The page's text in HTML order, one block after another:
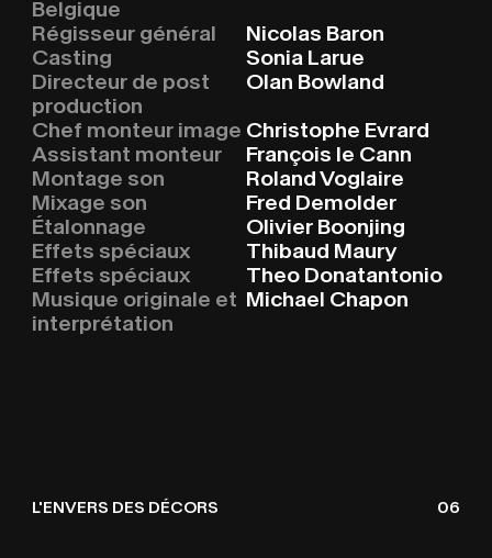
Belgique
Régisseur général
Nicolas Baron
Casting
Sonia Larue
Directeur de post
production
Olan Bowland
Chef monteur image Christophe Evrard
Assistant monteur
François le Cann
Montage son
Roland Voglaire
Mixage son
Fred Demolder
Étalonnage
Olivier Boonjing
Effets spéciaux
Thibaud Maury
Effets spéciaux
Theo Donatantonio
Musique originale et
interprétation
Michael Chapon
L'ENVERS DES DÉCORS 06